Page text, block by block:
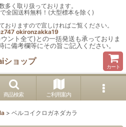
多く取り扱っております。
全国送料無料！(大型標本を除く)
おりますので宜しければご覧ください。
okironzakka19
ント全て)との一括発送も承っておりま
備考欄等にその旨ご記入ください。
ショップ
カート
商品検索 ご利用案内
> ベルコイクロガネダカラ